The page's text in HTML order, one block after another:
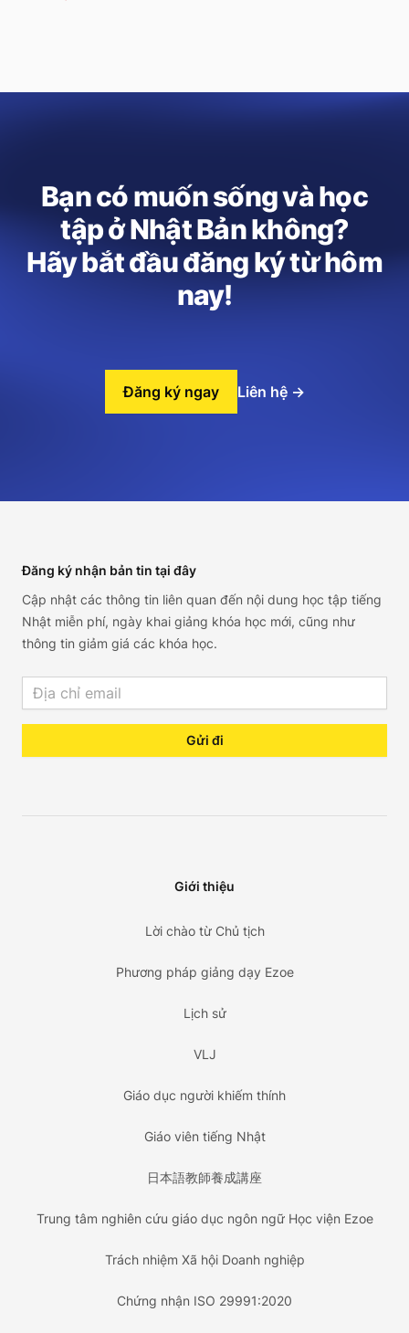
Bạn có muốn sống và học
tập ở Nhật Bản không?
Hãy bắt đầu đăng ký từ hôm
nay!
Đăng ký ngay Liên hệ →
Đăng ký nhận bản tin tại đây
Cập nhật các thông tin liên quan đến nội dung học tập tiếng
Nhật miễn phí, ngày khai giảng khóa học mới, cũng như
thông tin giảm giá các khóa học.
Email address
Gửi đi
Giới thiệu
Lời chào từ Chủ tịch
Phương pháp giảng dạy Ezoe
Lịch sử
VLJ
Giáo dục người khiếm thính
Giáo viên tiếng Nhật
日本語教師養成講座
Trung tâm nghiên cứu giáo dục ngôn ngữ Học viện Ezoe
Trách nhiệm Xã hội Doanh nghiệp
Chứng nhận ISO 29991:2020